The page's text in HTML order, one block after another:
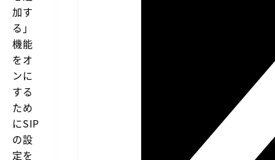
加す
る」
機能
をオ
ンに
する
ため
にSIP
の設
定を